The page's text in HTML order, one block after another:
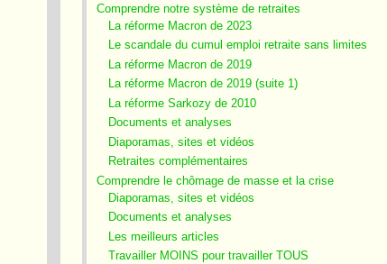
Comprendre notre système de retraites
La réforme Macron de 2023
Le scandale du cumul emploi retraite sans limites
La réforme Macron de 2019
La réforme Macron de 2019 (suite 1)
La réforme Sarkozy de 2010
Documents et analyses
Diaporamas, sites et vidéos
Retraites complémentaires
Comprendre le chômage de masse et la crise
Diaporamas, sites et vidéos
Documents et analyses
Les meilleurs articles
Travailler MOINS pour travailler TOUS